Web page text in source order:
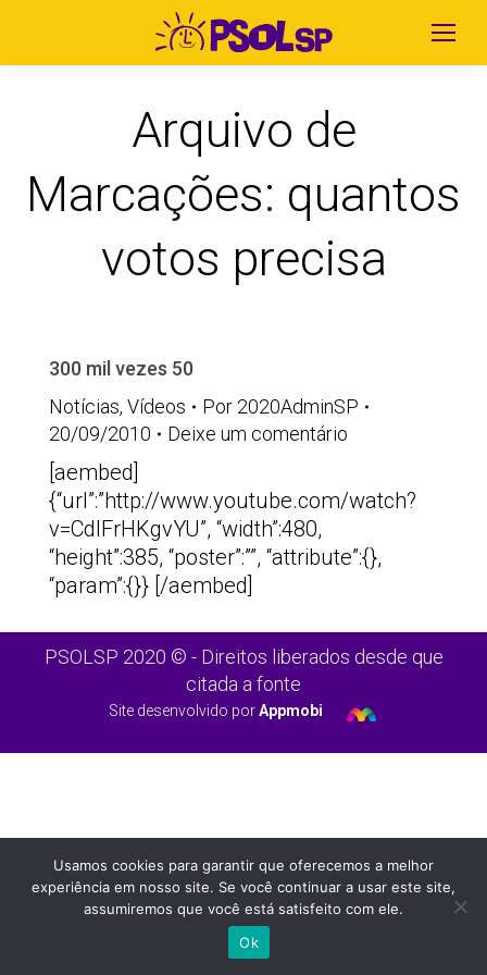
Arquivo de
Marcações: quantos
votos precisa
300 mil vezes 50
Notícias, Vídeos Por 2020AdminSP
20/09/2010
Deixe um comentário
[aembed]
{“url”:”http://www.youtube.com/watch?
v=CdIFrHKgvYU”, “width”:480,
“height”:385, “poster”:””, “attribute”:{},
“param”:{}} [/aembed]
PSOLSP 2020 © - Direitos liberados desde que
citada a fonte
Site desenvolvido porAppmobi
Usamos cookies para garantir que oferecemos a melhor
experiência em nosso site. Se você continuar a usar este site,
assumiremos que você está satisfeito com ele.
Ok